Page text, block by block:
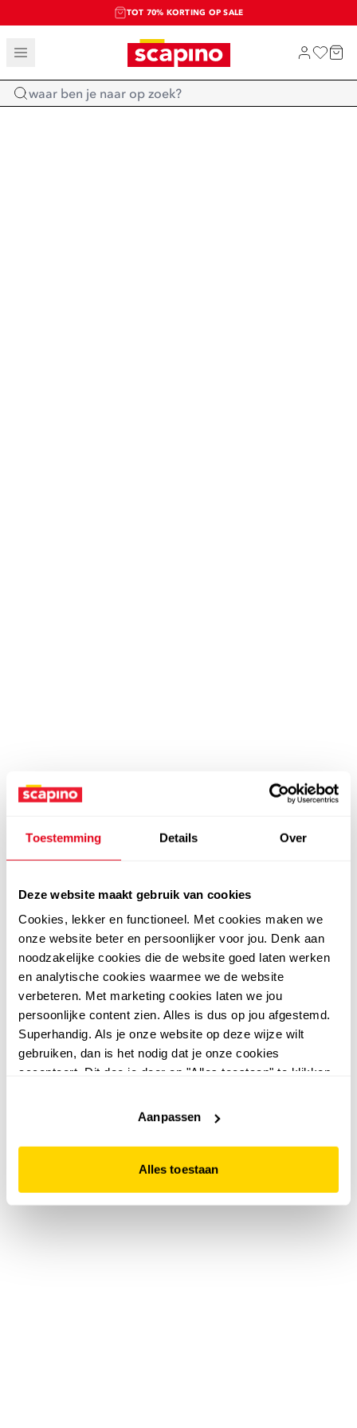
Toestemming Details Over
Deze website maakt gebruik van cookies
Cookies, lekker en functioneel. Met cookies maken we
onze website beter en persoonlijker voor jou. Denk aan
noodzakelijke cookies die de website goed laten werken
en analytische cookies waarmee we de website
verbeteren. Met marketing cookies laten we jou
persoonlijke content zien. Alles is dus op jou afgestemd.
Superhandig. Als je onze website op deze wijze wilt
gebruiken, dan is het nodig dat je onze cookies
accepteert. Dit doe je door op "Alles toestaan" te klikken.
website niet optimaal functioneert.
Aanpassen
Alles toestaan
TOT 70% KORTING OP SALE
SALE: LAATSTE KANS!
SHOP NIEUW
Home